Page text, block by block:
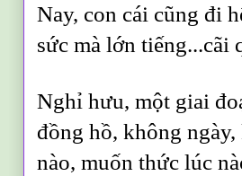
Nay, con cái cũng đi
sức mà lớn tiếng...cãi
Nghỉ hưu, một giai
đồng hồ, không
nào, muốn thức lúc